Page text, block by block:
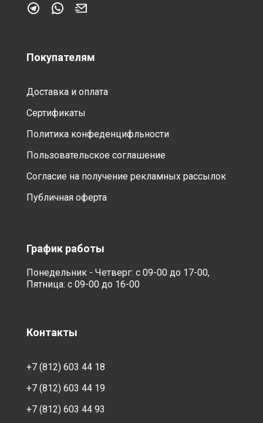
Покупателям
Доставка и оплата
Сертификаты
Политика конфеденцифльности
Пользовательское соглашение
Согласие на получение рекламных рассылок
Публичная оферта
График работы
Понедельник - Четверг: с 09-00 до 17-00,
Пятница: с 09-00 до 16-00
Контакты
+7 (812) 603 44 18
+7 (812) 603 44 19
+7 (812) 603 44 93